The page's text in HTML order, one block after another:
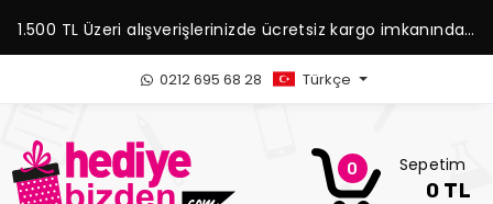
1.500 TL Üzeri alışverişlerinizde ücretsiz kargo imkanından
yararlanabilirsiniz.
0212 695 68 28 Türkçe
0 Sepetim
0 TL